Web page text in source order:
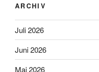
ARCHIV
Juli 2026
Juni 2026
Mai 2026